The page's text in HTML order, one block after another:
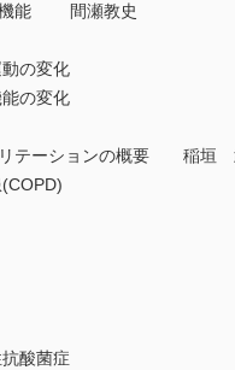
機能 間瀬教史
の変化
の変化
テーションの概要 稲垣 武
酸菌症